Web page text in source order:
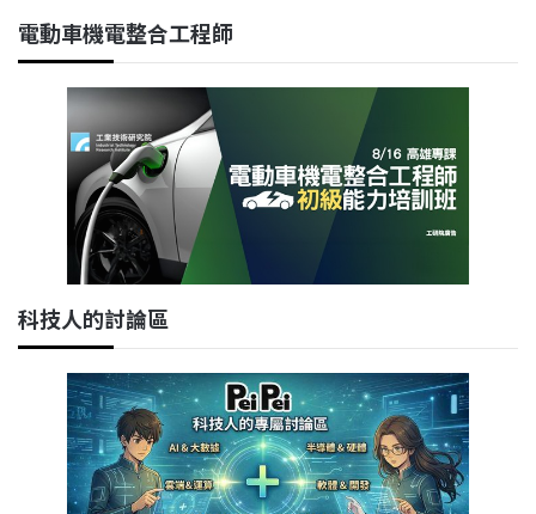
電動車機電整合工程師
科技人的討論區